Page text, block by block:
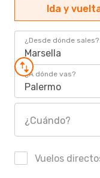
Ida y
¿Desde dónde sales?
Marsella
¿A dónde vas?
Palermo
¿Cuándo?
Vuelos